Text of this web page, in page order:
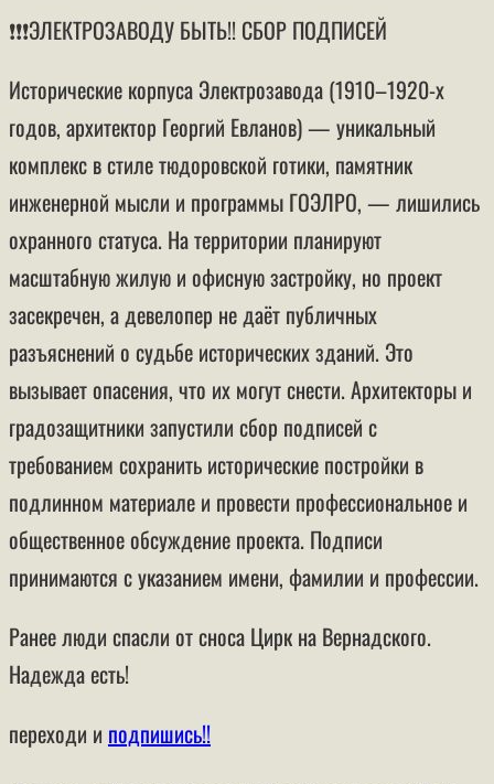
❗️❗️❗️ЭЛЕКТРОЗАВОДУ БЫТЬ!! СБОР ПОДПИСЕЙ
Исторические корпуса Электрозавода (1910–1920-х
годов, архитектор Георгий Евланов) — уникальный
комплекс в стиле тюдоровской готики, памятник
инженерной мысли и программы ГОЭЛРО, — лишились
охранного статуса. На территории планируют
масштабную жилую и офисную застройку, но проект
засекречен, а девелопер не даёт публичных
разъяснений о судьбе исторических зданий. Это
вызывает опасения, что их могут снести. Архитекторы и
градозащитники запустили сбор подписей с
требованием сохранить исторические постройки в
подлинном материале и провести профессиональное и
общественное обсуждение проекта. Подписи
принимаются с указанием имени, фамилии и профессии.
Ранее люди спасли от сноса Цирк на Вернадского.
Надежда есть!
переходи и подпишись!!